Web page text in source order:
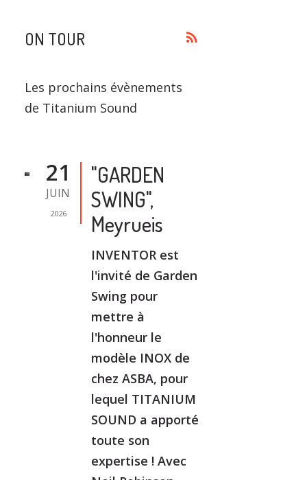
rss_feed
ON TOUR
Les prochains évènements
de Titanium Sound
21
JUIN
2026
"GARDEN
SWING",
Meyrueis
INVENTOR est
l'invité de Garden
Swing pour
mettre à
l'honneur le
modèle INOX de
chez ASBA, pour
lequel TITANIUM
SOUND a apporté
toute son
expertise ! Avec